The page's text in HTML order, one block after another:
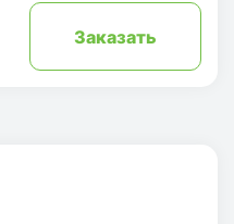
Заказать